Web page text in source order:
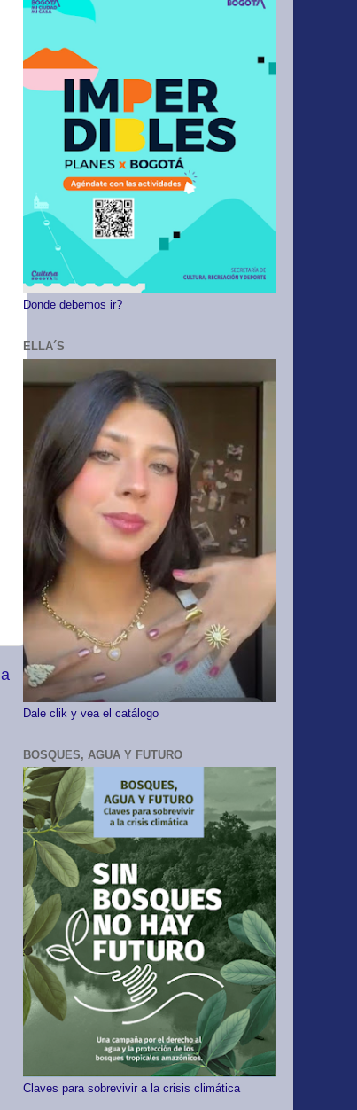
Donde debemos ir?
ELLA´S
Dale clik y vea el catálogo
BOSQUES, AGUA Y FUTURO
Claves para sobrevivir a la crisis climática